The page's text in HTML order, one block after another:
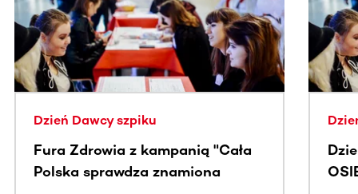
Dzień Dawcy szpiku
Fura Zdrowia z kampanią "Cała
Polska sprawdza znamiona